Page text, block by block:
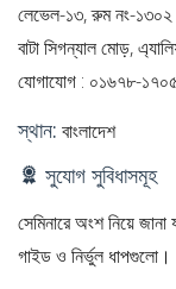
লেভেল-১৩, রুম নং-১৩০২
বাটা সিগন্যাল মোড়,
যোগাযোগ : ০১৬৭৮-
স্থান: বাংলাদেশ
সুযোগ সুবিধাসমূহ
সেমিনারে অংশ নিয়ে জানা
গাইড ও নির্ভুল ধাপগুলো।